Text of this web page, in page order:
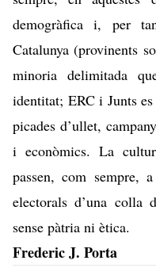
demogràfica i, per
Catalunya (provinents
minoria delimitada
identitat; ERC i Junts
picades d’ullet,
i econòmics. La
passen, com sempre,
electorals d’una colla
sense pàtria ni ètica.
Frederic J. Porta